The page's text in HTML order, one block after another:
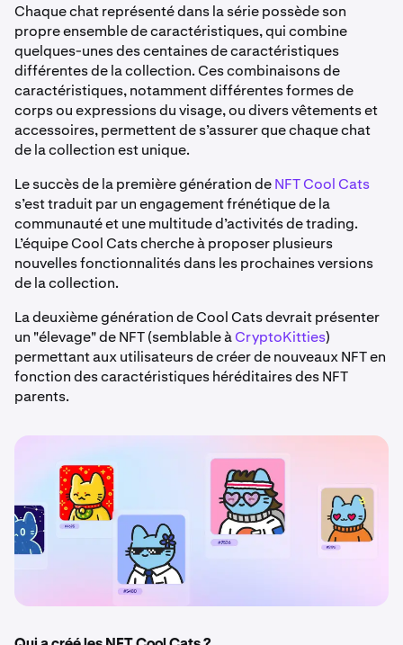
Chaque chat représenté dans la série possède son
propre ensemble de caractéristiques, qui combine
quelques-unes des centaines de caractéristiques
différentes de la collection. Ces combinaisons de
caractéristiques, notamment différentes formes de
corps ou expressions du visage, ou divers vêtements et
accessoires, permettent de s’assurer que chaque chat
de la collection est unique.
Le succès de la première génération deNFT Cool Cats
s’est traduit par un engagement frénétique de la
communauté et une multitude d’activités de trading.
L’équipe Cool Cats cherche à proposer plusieurs
nouvelles fonctionnalités dans les prochaines versions
de la collection.
La deuxième génération de Cool Cats devrait présenter
un "élevage" de NFT (semblable àCryptoKitties)
permettant aux utilisateurs de créer de nouveaux NFT en
fonction des caractéristiques héréditaires des NFT
parents.